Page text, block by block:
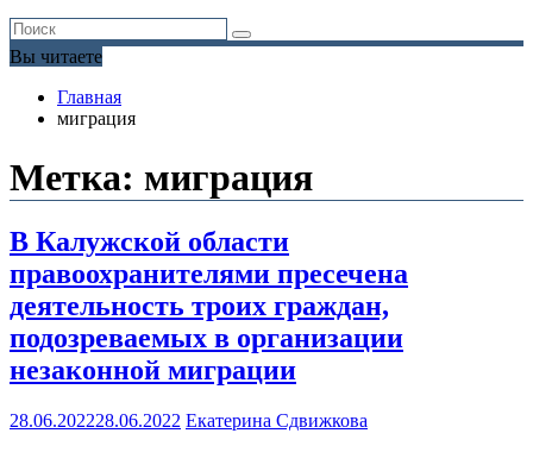
Вы читаете
Главная
миграция
Метка: миграция
В Калужской области
правоохранителями пресечена
деятельность троих граждан,
подозреваемых в организации
незаконной миграции
28.06.202228.06.2022 Екатерина Сдвижкова